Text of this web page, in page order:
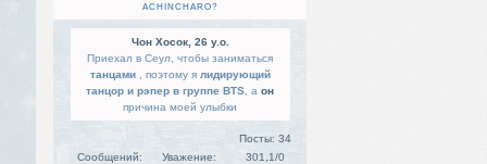
ACHINCHARO?
Чон Хосок, 26 y.o.
Приехал в Сеул, чтобы заниматься
танцами
, поэтому я лидирующий
танцор и рэпер в группе BTS , а он
причина моей улыбки
Сообщений:
Уважение:
Посты: 34
301,1/0